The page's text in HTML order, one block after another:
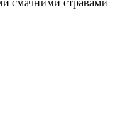
смачними стравами